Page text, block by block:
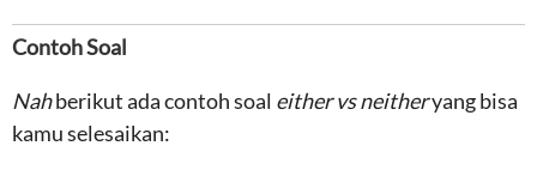
Contoh Soal
Nahberikut ada contoh soal either vs neitheryang bisa
kamu selesaikan: